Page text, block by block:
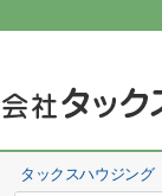
タックスハウジング